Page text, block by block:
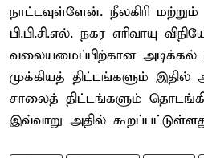
நாட்டவுள்ளேன். நீலகிரி
பி.பி.சி.எல். நகர எரிவாயு
வலையமைப்பிற்கான அடிக்கல்
முக்கியத் திட்டங்களும் இதில்
சாலைத் திட்டங்களும்
இவ்வாறு அதில்